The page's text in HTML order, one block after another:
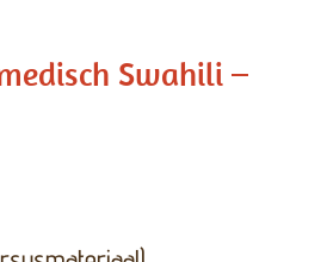
Swahili –